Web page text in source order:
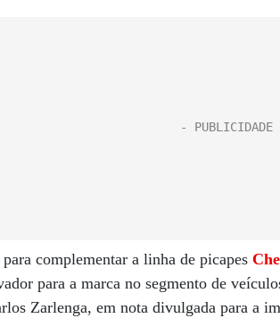
complementar a linha de picapes
para a marca no segmento de
Zarlenga, em nota divulgada para a